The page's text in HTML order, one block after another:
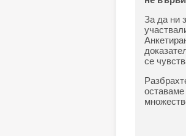
За да ни
се
оставаме